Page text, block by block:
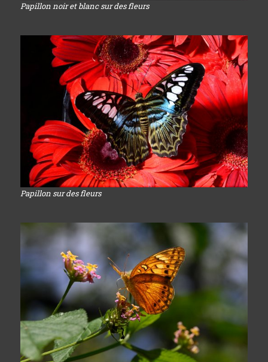
Papillon noir et blanc sur des fleurs
Papillon sur des fleurs